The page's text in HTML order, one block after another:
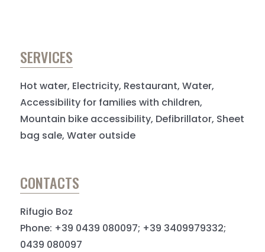
SERVICES
Hot water, Electricity, Restaurant, Water,
Accessibility for families with children,
Mountain bike accessibility, Defibrillator, Sheet
bag sale, Water outside
CONTACTS
Rifugio Boz
Phone: +39 0439 080097; +39 3409979332;
0439 080097